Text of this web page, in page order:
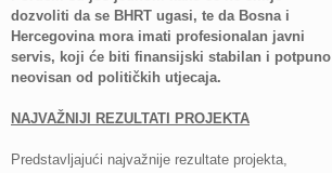
dozvoliti da se BHRT ugasi, te da Bosna i
Hercegovina mora imati profesionalan javni
servis, koji će biti finansijski stabilan i potpuno
neovisan od političkih utjecaja.
NAJVAŽNIJI REZULTATI PROJEKTA
Predstavljajući najvažnije rezultate projekta,